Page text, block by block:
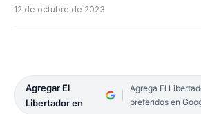
12 de octubre de 2023
Agregar El
Libertador en
Agrega El
preferidos en